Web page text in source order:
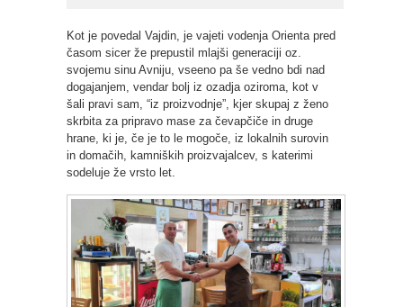
Kot je povedal Vajdin, je vajeti vodenja Orienta pred
časom sicer že prepustil mlajši generaciji oz.
svojemu sinu Avniju, vseeno pa še vedno bdi nad
dogajanjem, vendar bolj iz ozadja oziroma, kot v
šali pravi sam, “iz proizvodnje”, kjer skupaj z ženo
skrbita za pripravo mase za čevapčiče in druge
hrane, ki je, če je to le mogoče, iz lokalnih surovin
in domačih, kamniških proizvajalcev, s katerimi
sodeluje že vrsto let.